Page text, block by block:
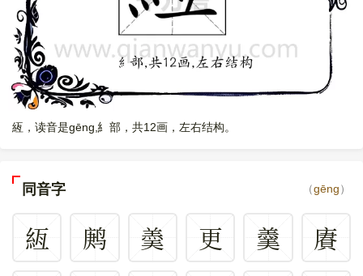
絚，读音是gēng,糹部，共12画，左右结构。
同音字 （gēng）
絚 鹒 羮 更 羹
賡